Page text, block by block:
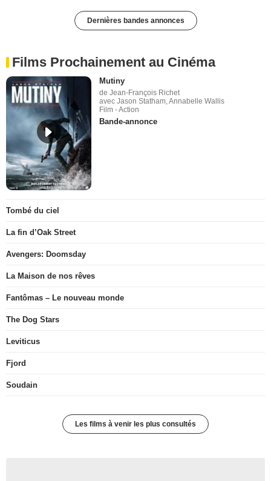
Dernières bandes annonces
Films Prochainement au Cinéma
Mutiny
de Jean-François Richet
avec Jason Statham, Annabelle Wallis
Film - Action
Bande-annonce
Tombé du ciel
La fin d’Oak Street
Avengers: Doomsday
La Maison de nos rêves
Fantômas – Le nouveau monde
The Dog Stars
Leviticus
Fjord
Soudain
Les films à venir les plus consultés